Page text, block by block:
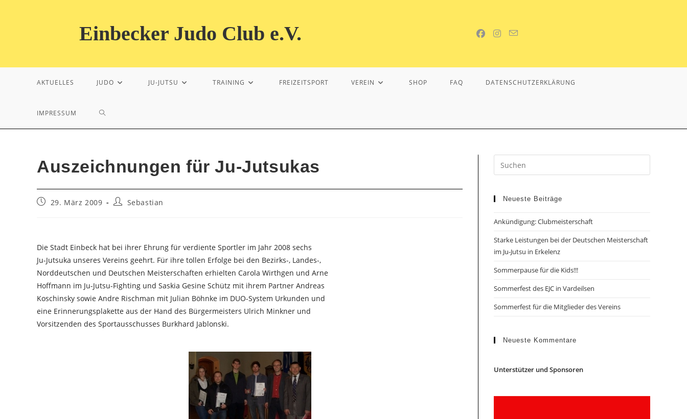
Einbecker Judo Club e.V.
AKTUELLES JUDO JU-JUTSU TRAINING FREIZEITSPORT VEREIN SHOP FAQ DATENSCHUTZERKLÄRUNG
IMPRESSUM WEBSITE-
UMSCHALTEN
Auszeichnungen für Ju-Jutsukas
Beitrag29. März 2009
Beitrags-
Sebastian
Die Stadt Einbeck hat bei ihrer Ehrung für verdiente Sportler im Jahr 2008 sechs
Ju-Jutsuka unseres Vereins geehrt. Für ihre tollen Erfolge bei den Bezirks-, Landes-,
Norddeutschen und Deutschen Meisterschaften erhielten Carola Wirthgen und Arne
Hoffmann im Ju-Jutsu-Fighting und Saskia Gesine Schütz mit ihrem Partner Andreas
Koschinsky sowie Andre Rischman mit Julian Böhnke im DUO-System Urkunden und
eine Erinnerungsplakette aus der Hand des Bürgermeisters Ulrich Minkner und
Vorsitzenden des Sportausschusses Burkhard Jablonski.
Neueste Beiträge
Ankündigung: Clubmeisterschaft
Starke Leistungen bei der Deutschen Meisterschaft
im Ju-Jutsu in Erkelenz
Sommerpause für die Kids!!!
Sommerfest des EJC in Vardeilsen
Sommerfest für die Mitglieder des Vereins
Neueste Kommentare
Unterstützer und Sponsoren